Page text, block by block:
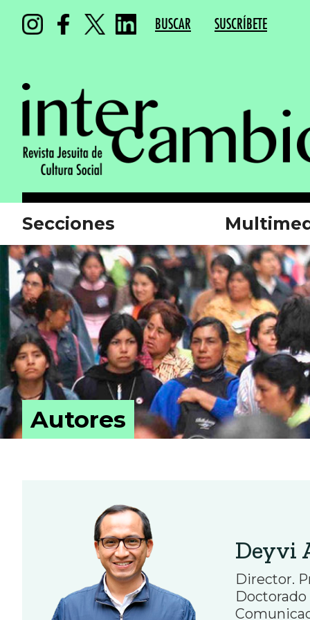
BUSCAR SUSCRÍBETE
Secciones
Autores
Deyvi
Director.